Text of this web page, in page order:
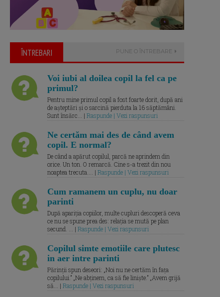
ÎNTREBARI PUNE O ÎNTREBARE
Voi iubi al doilea copil la fel ca pe
primul?
Pentru mine primul copil a fost foarte dorit, după ani
de așteptări și o sarcină pierduta la 16 săptămâni.
Sunt însărc... | Raspunde | Vezi raspunsuri
Ne certăm mai des de când avem
copil. E normal?
De când a apărut copilul, parcă ne aprindem din
orice. Un ton. O remarcă. Cine s-a trezit din nou
noaptea trecuta.... | Raspunde | Vezi raspunsuri
Cum ramanem un cuplu, nu doar
parinti
După apariția copiilor, multe cupluri descoperă ceva
ce nu se spune prea des: relația se mută pe plan
secund. ... | Raspunde | Vezi raspunsuri
Copilul simte emotiile care plutesc
in aer intre parinti
Părinții spun deseori: „Noi nu ne certăm în fața
copilului.” „Ne abținem, ca să fie liniște.” „Avem grijă
să... | Raspunde | Vezi raspunsuri